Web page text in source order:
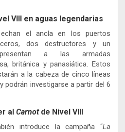
VIII en aguas legendarias
el ancla en los puertos
dos destructores y un
a las armadas
británica y panasiática. Estos
a la cabeza de cinco líneas
podrán investigarse a partir del 6
al Carnotde Nivel VIII
introduce la campaña “La